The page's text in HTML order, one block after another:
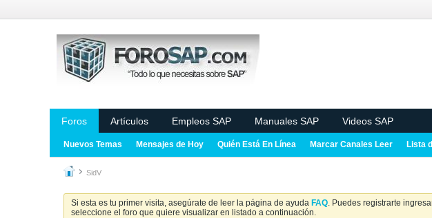
Foros Artículos Empleos SAP Manuales SAP Videos SAP
Nuevos Temas Mensajes de Hoy Quién Está En Línea Marcar Canales Leer Lista
SidV
Si esta es tu primer visita, asegúrate de leer la página de ayuda FAQ. Puedes registrarte
seleccione el foro que quiere visualizar en listado a continuación.